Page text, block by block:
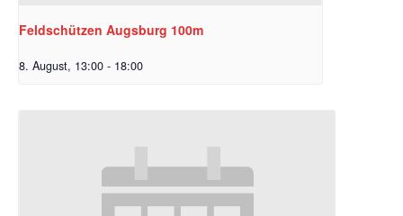
Feldschützen Augsburg 100m
8. August, 13:00 - 18:00